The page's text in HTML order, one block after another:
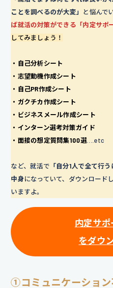
ことを調べるのが大変」
と悩んで
ば就活の対策ができる「内定サポ
してみましょう！
・自己分析シート
・志望動機作成シート
・自己PR作成シート
・ガクチカ作成シート
・ビジネスメール作成シート
・インターン選考対策ガイド
・面接の想定質問集100選….etc
など、就活で 「自分1人で全て行
中身になっていて、ダウンロード
いますよ。
内定サポ
をダウ
①コミュニケーション